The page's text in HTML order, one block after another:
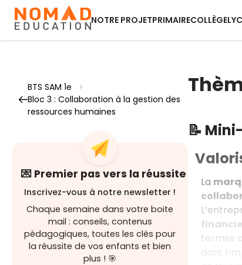
NOTRE PROJETPRIMAIRECOLLÈGE
BTS SAM 1e
>
Bloc 3 : Collaboration à la gestion des
ressources humaines
💌 Premier pas vers la réussite
Inscrivez-vous à notre newsletter !
Chaque semaine dans votre boite
mail : conseils, contenus
pédagogiques, toutes les clés pour
la réussite de vos enfants et bien
plus ! 🎯
📝
La
termes